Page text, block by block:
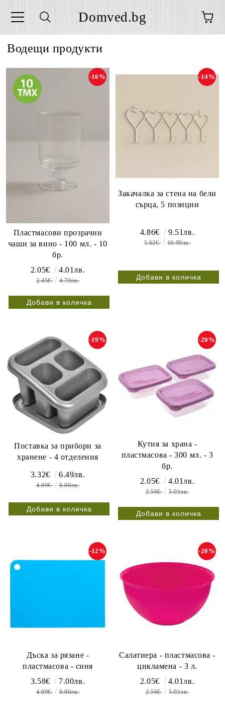
Domved.bg
Водещи продукти
Пластмасови прозрачни
чаши за вино - 100 мл. - 10
бр.
-16%
2.05€ 4.01лв.
2.45€ 4.79лв.
Закачалка за стена на бели
сърца, 5 позиции
-14%
4.86€ 9.51лв.
5.62€ 10.99лв.
Поставка за прибори за
хранене - 4 отделения
-19%
3.32€ 6.49лв.
4.09€ 8.00лв.
Кутия за храна -
пластмасова - 300 мл. - 3
бр.
-20%
2.05€ 4.01лв.
2.56€ 5.01лв.
Дъска за рязане -
пластмасова - синя
-12%
3.58€ 7.00лв.
4.09€ 8.00лв.
Салатиера - пластмасова -
цикламена - 3 л.
-20%
2.05€ 4.01лв.
2.56€ 5.01лв.